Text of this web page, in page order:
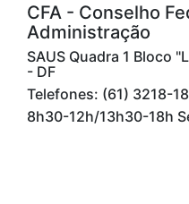
CFA - Conselho
Administração
SAUS Quadra 1 Bloco
- DF
Telefones: (61) 3218-
8h30-12h/13h30-18h